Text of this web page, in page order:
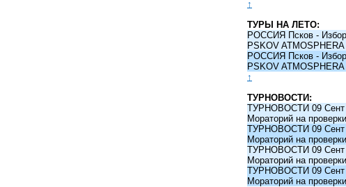
↑
ТУРЫ НА ЛЕТО:
РОССИЯ Псков -
PSKOV ATMOSPHERA
РОССИЯ Псков -
PSKOV ATMOSPHERA
↑
ТУРНОВОСТИ:
ТУРНОВОСТИ 09 Сент
Мораторий на
ТУРНОВОСТИ 09 Сент
Мораторий на
ТУРНОВОСТИ 09 Сент
Мораторий на
ТУРНОВОСТИ 09 Сент
Мораторий на